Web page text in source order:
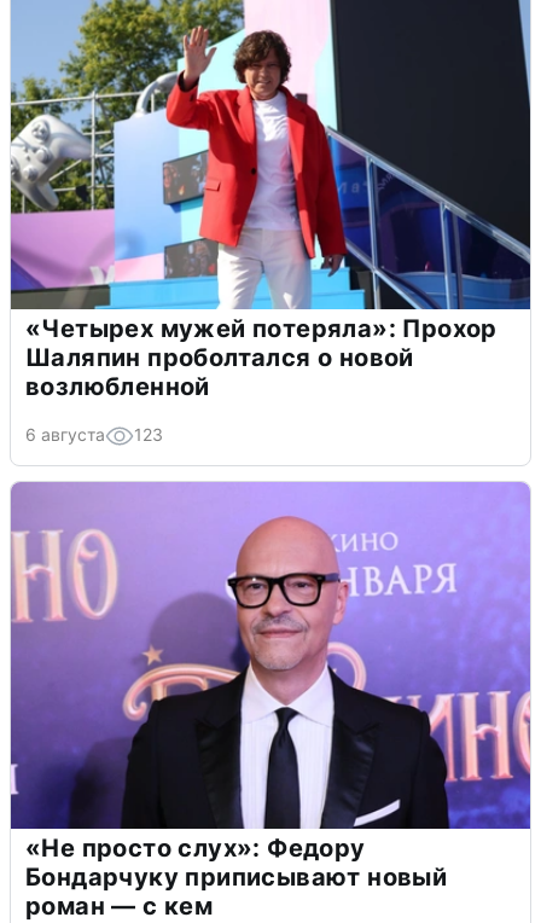
«Четырех мужей потеряла»: Прохор
Шаляпин проболтался о новой
возлюбленной
6 августа 123
«Не просто слух»: Федору
Бондарчуку приписывают новый
роман — с кем